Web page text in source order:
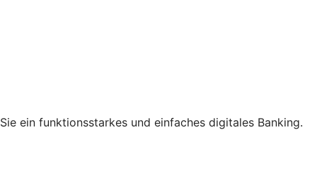
ein funktionsstarkes und einfaches digitales Banking.